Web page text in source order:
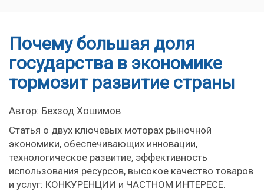
Почему большая доля
государства в экономике
тормозит развитие страны
Автор: Бехзод Хошимов
Статья о двух ключевых моторах рыночной
экономики, обеспечивающих инновации,
технологическое развитие, эффективность
использования ресурсов, высокое качество товаров
и услуг: КОНКУРЕНЦИИ и ЧАСТНОМ ИНТЕРЕСЕ.